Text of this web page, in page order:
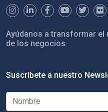
Ayúdanos a transformar el
de los negocios
Suscríbete a nuestro